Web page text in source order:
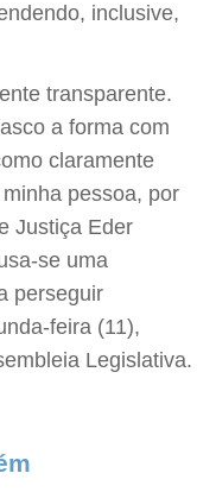
inclusive,
transparente.
a forma com
claramente
pessoa, por
Justiça Eder
se uma
perseguir
feira (11),
Legislativa.